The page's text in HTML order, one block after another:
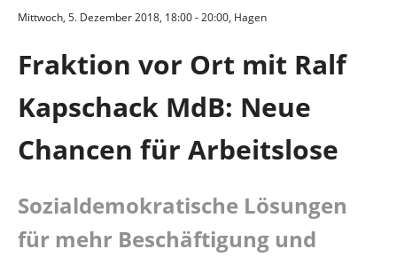
Hagen und südlicher Ennepe-Ruhr-Kreis
Über mich
Presse
Mittwoch, 5. Dezember 2018, 18:00 - 20:00, Hagen
Fraktion vor Ort mit Ralf
Kapschack MdB: Neue
Chancen für Arbeitslose
Sozialdemokratische Lösungen
für mehr Beschäftigung und